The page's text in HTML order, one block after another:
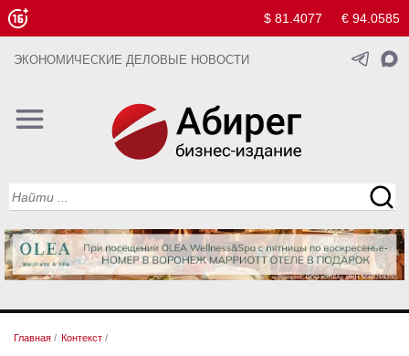
$ 81.4077 € 94.0585
ЭКОНОМИЧЕСКИЕ ДЕЛОВЫЕ НОВОСТИ
Главная / Контекст /